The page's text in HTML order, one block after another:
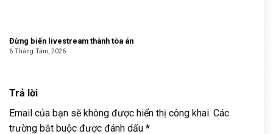
Đừng biến livestream thành tòa án
6 Tháng Tám, 2026
Trả lời
Email của bạn sẽ không được hiển thị công khai. Các
trường bắt buộc được đánh dấu *